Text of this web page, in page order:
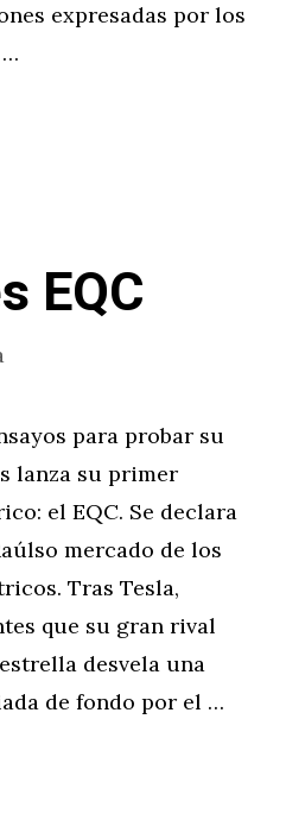
expresadas por los
…
EQC
para probar su
lanza su primer
el EQC. Se declara
mercado de los
Tras Tesla,
que su gran rival
desvela una
de fondo por el …